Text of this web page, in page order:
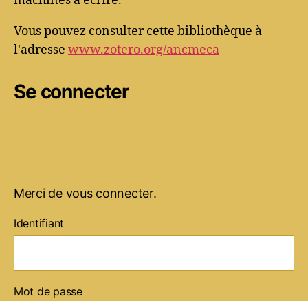
Vous pouvez consulter cette bibliothèque à
l'adresse www.zotero.org/ancmeca
Se connecter
Merci de vous connecter.
Identifiant
Mot de passe